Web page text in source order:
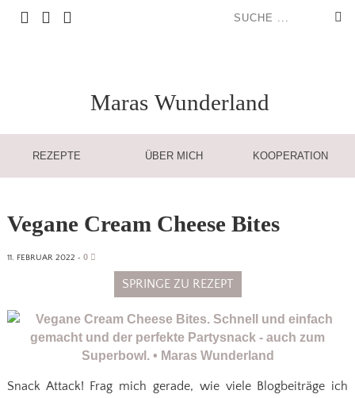
Maras Wunderland
REZEPTE ÜBER MICH KOOPERATION
Vegane Cream Cheese Bites
11. FEBRUAR 2022 • 0
SPRINGE ZU REZEPT
Snack Attack! Frag mich gerade, wie viele Blogbeiträge ich